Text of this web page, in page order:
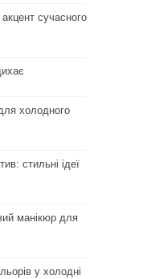
сучасного
холодного
стильні ідеї
манікюр для
у холодні